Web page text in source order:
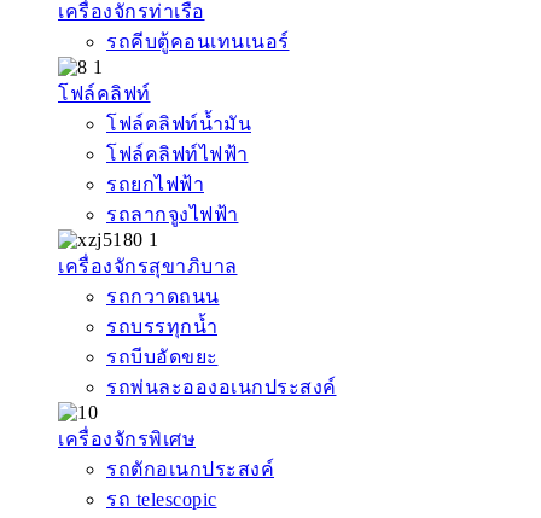
เครื่องจักรท่าเรือ
รถคีบตู้คอนเทนเนอร์
โฟล์คลิฟท์
โฟล์คลิฟท์น้ำมัน
โฟล์คลิฟท์ไฟฟ้า
รถยกไฟฟ้า
รถลากจูงไฟฟ้า
เครื่องจักรสุขาภิบาล
รถกวาดถนน
รถบรรทุกน้ำ
รถบีบอัดขยะ
รถพ่นละอองอเนกประสงค์
เครื่องจักรพิเศษ
รถตักอเนกประสงค์
รถ telescopic